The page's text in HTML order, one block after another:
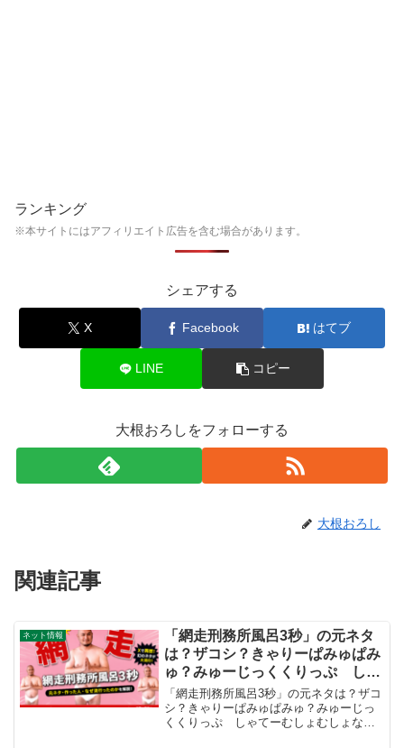
ランキング
※本サイトにはアフィリエイト広告を含む場合があります。
シェアする
X Facebook はてブ
LINE コピー
大根おろしをフォローする
大根おろし
関連記事
ネット情報
「網走刑務所風呂3秒」の元ネタ
は？ザコシ？きゃりーぱみゅぱみ
ゅ？みゅーじっくくりっぷ しゃ
てーむしょむしょなどを調べた
「網走刑務所風呂3秒」の元ネタは？ザコ
シ？きゃりーぱみゅぱみゅ？みゅーじっ
くくりっぷ しゃてーむしょむしょなど